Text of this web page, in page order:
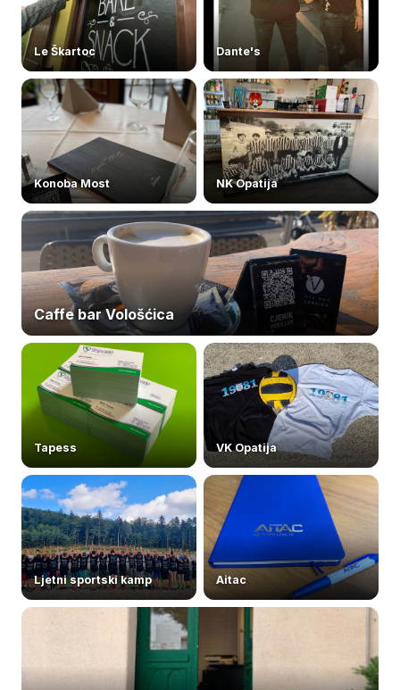
Le Škartoc Dante's
Konoba Most NK Opatija
Caffe bar Vološćica
Tapess VK Opatija
Ljetni sportski kamp Aitac